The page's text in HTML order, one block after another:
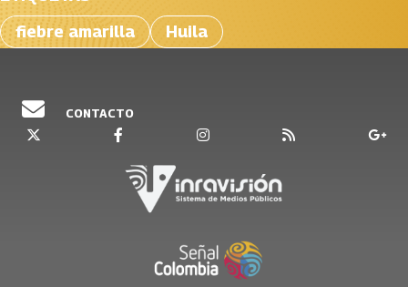
fiebre amarilla
Huila
CONTACTO